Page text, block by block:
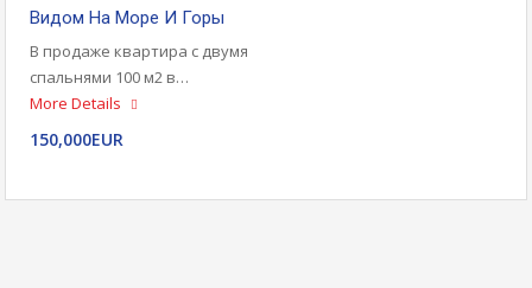
Видом На Море И Горы
В продаже квартира с двумя
спальнями 100 м2 в…
More Details
150,000EUR